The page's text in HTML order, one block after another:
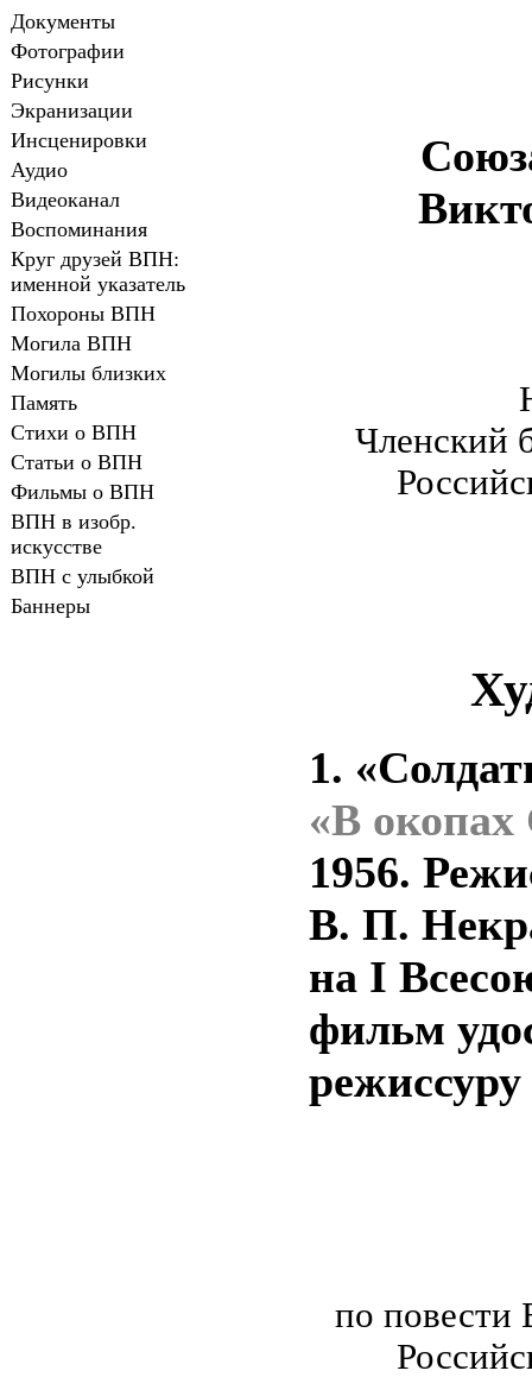
Документы
Фотографии
Рисунки
Экранизации
Инсценировки
Аудио
Видеоканал
Воспоминания
Круг друзей ВПН:
именной указатель
Похороны ВПН
Могила ВПН
Могилы близких
Память
Стихи о ВПН
Статьи о ВПН
Фильмы о ВПН
ВПН в изобр.
искусстве
ВПН с улыбкой
Баннеры
Членский
1.
«В окопах
1956.
В. П.
на I
фильм
по повести